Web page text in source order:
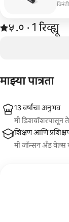
1 रिव्ह्यूमधून 5 पैकी ५.०
५.०
,
· 1 रिव्ह्यू
माझ्या पात्रता
13 वर्षांचा अनुभव
मी डिशवॉशरपासून
शिक्षण आणि
मी जॉन्सन अँड वेल्स